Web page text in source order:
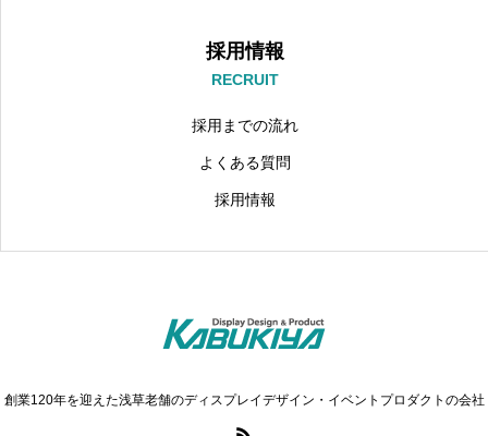
採用情報
RECRUIT
採用までの流れ
よくある質問
採用情報
創業120年を迎えた浅草老舗のディスプレイデザイン・イベントプロダクトの会社